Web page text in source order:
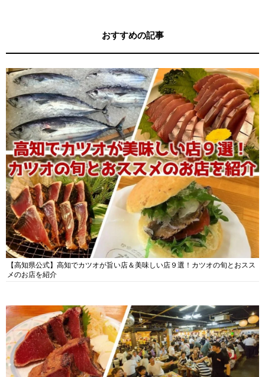
おすすめの記事
【高知県公式】高知でカツオが旨い店＆美味しい店９選！カツオの旬とおスス
メのお店を紹介